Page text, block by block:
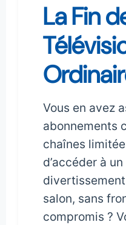
La Fin
Vous en avez
abonnements
chaînes
d’accéder à
salon, sans
compromis ?